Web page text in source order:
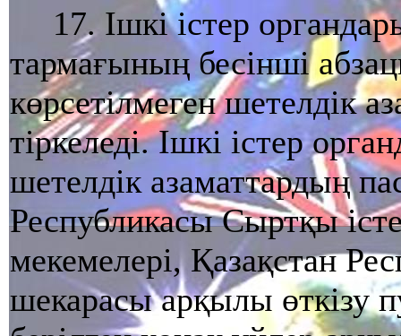
17. Iшкi iстер
тармағының бесiншi
көрсетiлмеген шетелдiк
тiркеледi. Iшкi iстер
шетелдiк азаматтардың
Республикасы Сыртқы
мекемелерi, Қазақстан
шекарасы арқылы өткiзу